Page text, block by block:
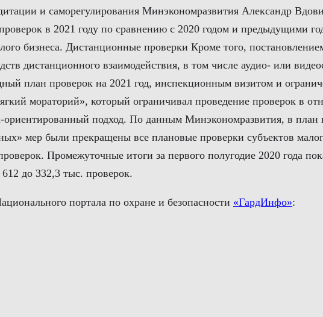
и саморегулирования Минэкономразвития Александр
в 2021 году по сравнению с 2020 годом и предыдущими
бизнеса. Дистанционные проверки Кроме того,
дистанционного взаимодействия, в том числе аудио- или
план проверок на 2021 год, инспекционным визитом и
мораторий», который ограничивал проведение проверок в
подход. По данным Минэкономразвития, в
мер были прекращены все плановые проверки субъектов
Промежуточные итоги за первого полугодие 2020 года
до 332,3 тыс. проверок.
портала по охране и безопасности «ГардИнфо»: